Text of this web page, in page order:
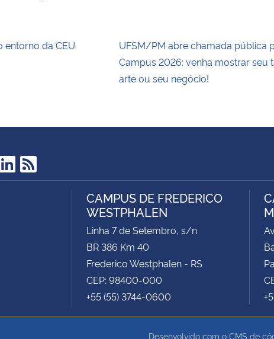
entorno da CEU
UFSM/PM abre chamada pública
Campus 2026: venha mostrar seu
arte ou seu negócio!
RSS
CAMPUS DE FREDERICO
WESTPHALEN
Linha 7 de Setembro, s/n
BR 386 Km 40
Frederico Westphalen - RS
CEP: 98400-000
+55 (55) 3744-0600
Desenvolvido com o CMS de